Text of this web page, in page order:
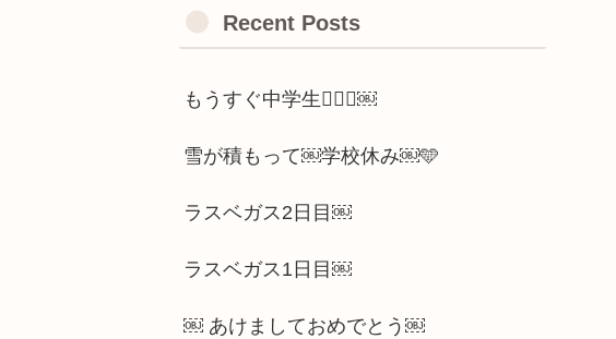
Recent Posts
もうすぐ中学生🫪🫪🫪￼
雪が積もって￼学校休み￼🩵
ラスベガス2日目￼
ラスベガス1日目￼
￼ あけましておめでとう￼